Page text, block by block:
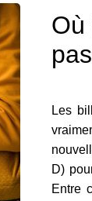
Où
Les
D)
Entre